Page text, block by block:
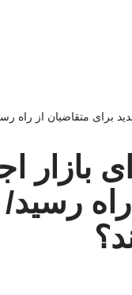
برای متقاضیان از راه
بازار